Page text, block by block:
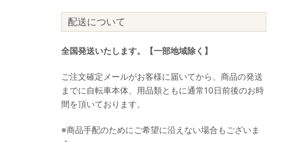
配送について
全国発送いたします。【一部地域除く】
ご注文確定メールがお客様に届いてから、商品の発送
までに自転車本体、用品類ともに通常10日前後のお時
間を頂いております。
※商品手配のためにご希望に沿えない場合もございま